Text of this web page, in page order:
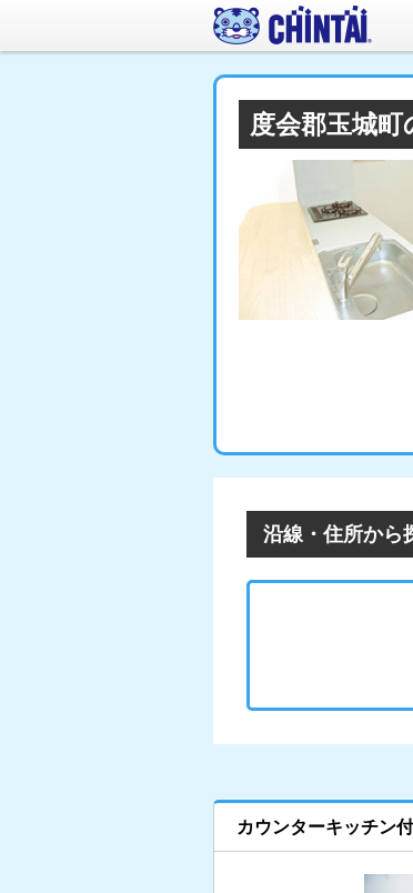
度会郡玉城
沿線・住所から
カウンターキッチン